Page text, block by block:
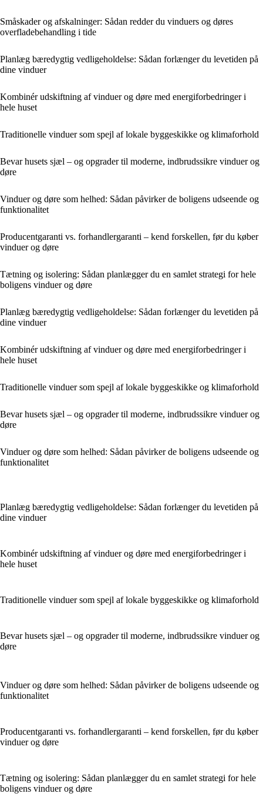
Småskader og afskalninger: Sådan redder du vinduers og døres
overfladebehandling i tide
Planlæg bæredygtig vedligeholdelse: Sådan forlænger du levetiden på
dine vinduer
Kombinér udskiftning af vinduer og døre med energiforbedringer i
hele huset
Traditionelle vinduer som spejl af lokale byggeskikke og klimaforhold
Bevar husets sjæl – og opgrader til moderne, indbrudssikre vinduer og
døre
Vinduer og døre som helhed: Sådan påvirker de boligens udseende og
funktionalitet
Producentgaranti vs. forhandlergaranti – kend forskellen, før du køber
vinduer og døre
Tætning og isolering: Sådan planlægger du en samlet strategi for hele
boligens vinduer og døre
Planlæg bæredygtig vedligeholdelse: Sådan forlænger du levetiden på
dine vinduer
Kombinér udskiftning af vinduer og døre med energiforbedringer i
hele huset
Traditionelle vinduer som spejl af lokale byggeskikke og klimaforhold
Bevar husets sjæl – og opgrader til moderne, indbrudssikre vinduer og
døre
Vinduer og døre som helhed: Sådan påvirker de boligens udseende og
funktionalitet
Planlæg bæredygtig vedligeholdelse: Sådan forlænger du levetiden på
dine vinduer
Kombinér udskiftning af vinduer og døre med energiforbedringer i
hele huset
Traditionelle vinduer som spejl af lokale byggeskikke og klimaforhold
Bevar husets sjæl – og opgrader til moderne, indbrudssikre vinduer og
døre
Vinduer og døre som helhed: Sådan påvirker de boligens udseende og
funktionalitet
Producentgaranti vs. forhandlergaranti – kend forskellen, før du køber
vinduer og døre
Tætning og isolering: Sådan planlægger du en samlet strategi for hele
boligens vinduer og døre